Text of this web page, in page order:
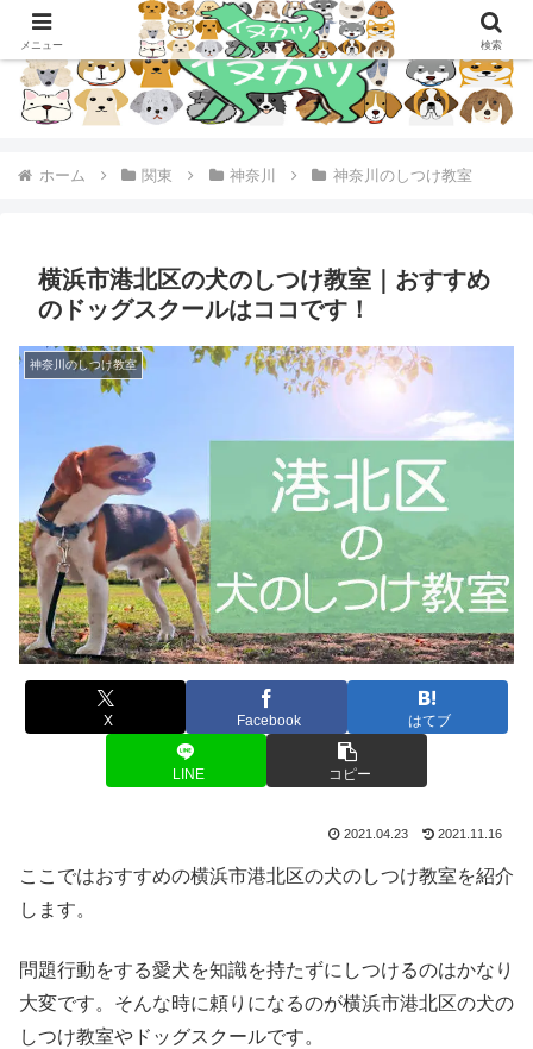
ホーム 関東 神奈川 神奈川のしつけ教室
横浜市港北区の犬のしつけ教室｜おすすめ
のドッグスクールはココです！
神奈川のしつけ教室
X Facebook はてブ
LINE コピー
2021.04.23 2021.11.16
ここではおすすめの横浜市港北区の犬のしつけ教室を紹介
します。
問題行動をする愛犬を知識を持たずにしつけるのはかなり
大変です。そんな時に頼りになるのが横浜市港北区の犬の
しつけ教室やドッグスクールです。
メニュー 検索